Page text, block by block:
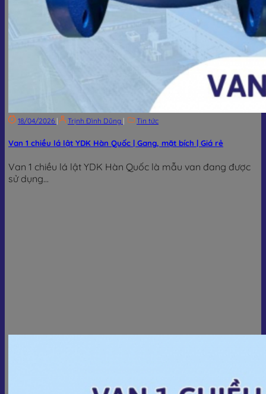
18/04/2026 | Trịnh Đình Dũng | Tin tức
Van 1 chiều lá lật YDK Hàn Quốc | Gang, mặt bích | Giá rẻ
Van 1 chiều lá lật YDK Hàn Quốc là mẫu van đang được
sử dụng...